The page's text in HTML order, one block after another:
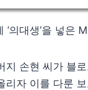
의대생’을 넣은
지 손현 씨가 블
리자 이를 다룬